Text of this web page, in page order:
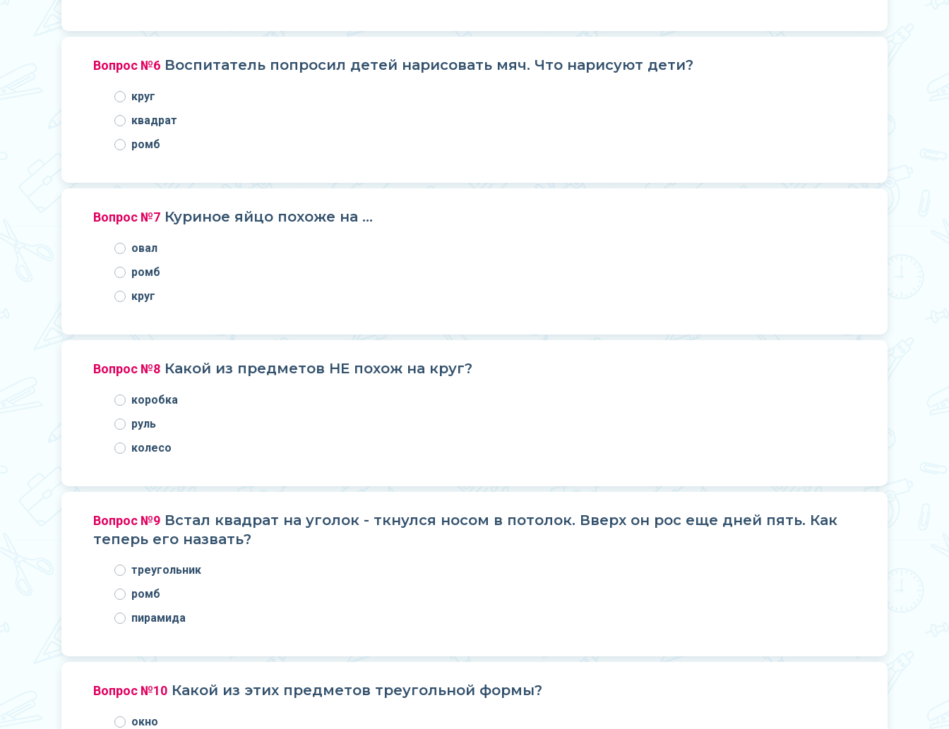
Вопрос №6 Воспитатель попросил детей нарисовать мяч. Что нарисуют дети?
круг
квадрат
ромб
Вопрос №7 Куриное яйцо похоже на ...
овал
ромб
круг
Вопрос №8 Какой из предметов НЕ похож на круг?
коробка
руль
колесо
Вопрос №9 Встал квадрат на уголок - ткнулся носом в потолок. Вверх он рос еще дней пять. Как
теперь его назвать?
треугольник
ромб
пирамида
Вопрос №10 Какой из этих предметов треугольной формы?
окно